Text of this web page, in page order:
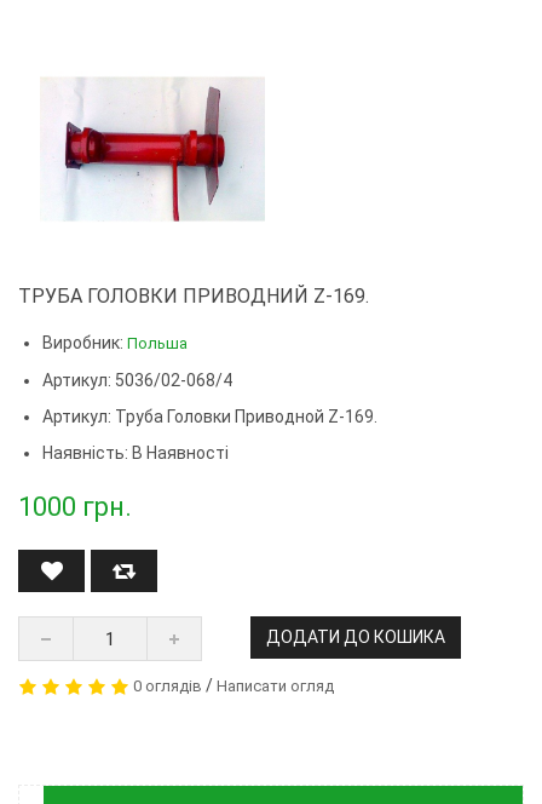
ТРУБА ГОЛОВКИ ПРИВОДНИЙ Z-169.
Виробник: Польша
Артикул: 5036/02-068/4
Артикул: Труба Головки Приводной Z-169.
Наявність: В Наявності
1000 грн.
ДОДАТИ ДО КОШИКА
0 оглядів / Написати огляд